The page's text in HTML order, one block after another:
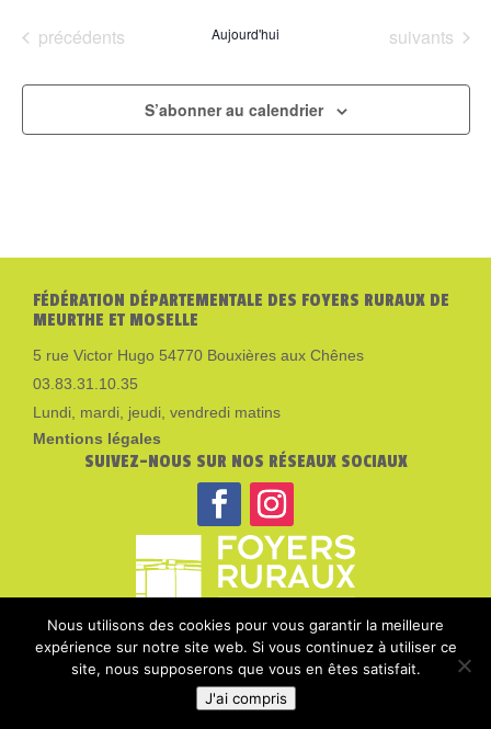
Évènements
précédents Aujourd'hui Évènements
suivants
S’abonner au calendrier
FÉDÉRATION DÉPARTEMENTALE DES FOYERS RURAUX DE
MEURTHE ET MOSELLE
5 rue Victor Hugo 54770 Bouxières aux Chênes
03.83.31.10.35
Lundi, mardi, jeudi, vendredi matins
Mentions légales
SUIVEZ-NOUS SUR NOS RÉSEAUX SOCIAUX
Nous utilisons des cookies pour vous garantir la meilleure
expérience sur notre site web. Si vous continuez à utiliser ce
site, nous supposerons que vous en êtes satisfait.
J'ai compris